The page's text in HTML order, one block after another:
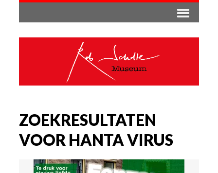
ZOEKRESULTATEN
VOOR HANTA VIRUS